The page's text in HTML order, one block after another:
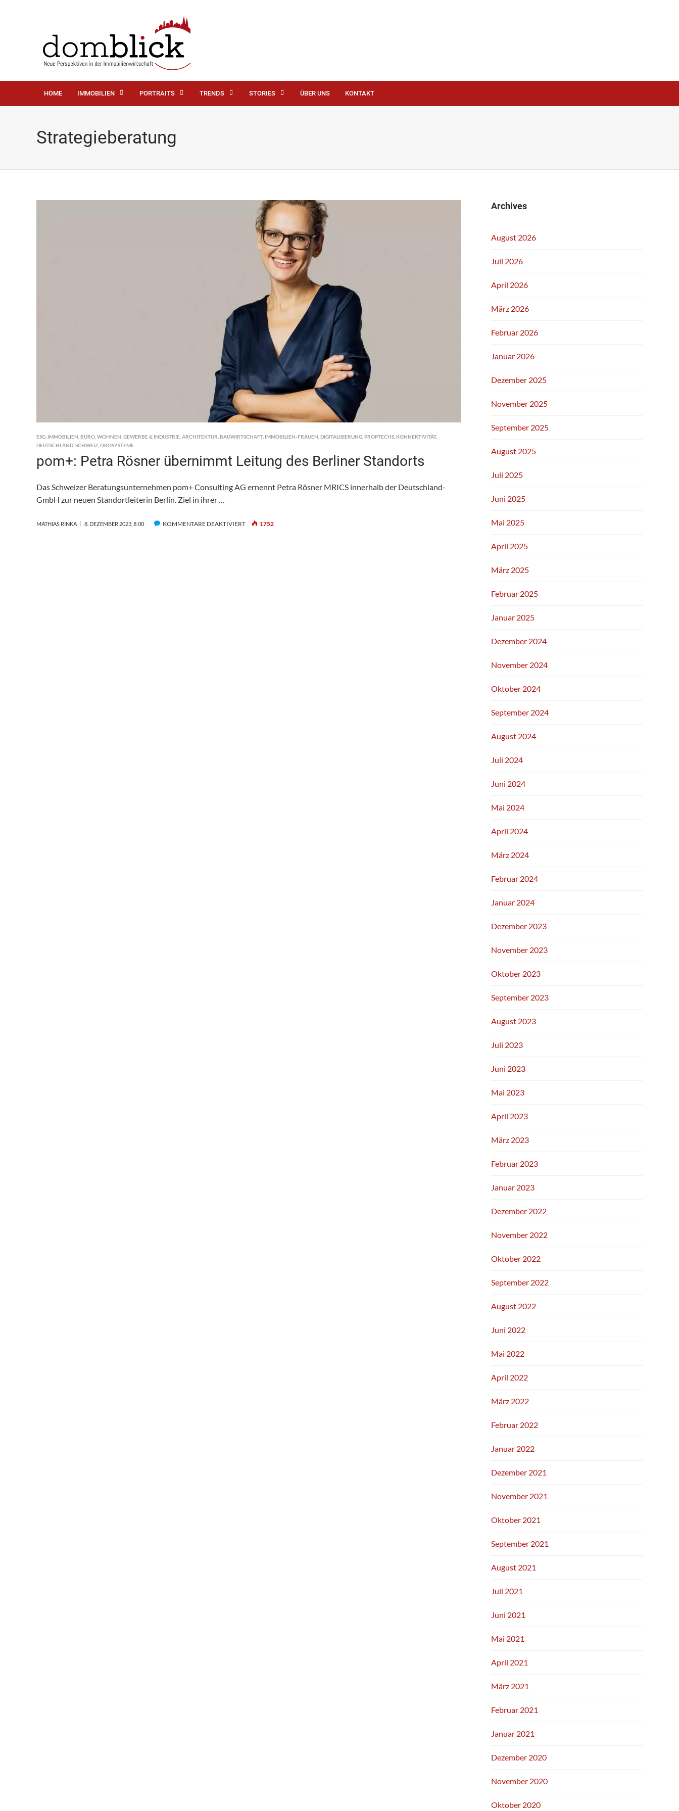
HOME IMMOBILIEN PORTRAITS TRENDS STORIES ÜBER UNS KONTAKT
Strategieberatung
ESG IMMOBILIEN BÜRO WOHNEN GEWERBE & INDUSTRIE ARCHITEKTUR BAUWIRTSCHAFT, IMMOBILIEN-FRAUEN DIGITALISIERUNG PROPTECHS KONNEKTIVITÄT,
DEUTSCHLAND SCHWEIZ ÖKOSYSTEME
pom+: Petra Rösner übernimmt Leitung des Berliner Standorts
Das Schweizer Beratungsunternehmen pom+ Consulting AG ernennt Petra Rösner MRICS innerhalb der Deutschland-
GmbH zur neuen Standortleiterin Berlin. Ziel in ihrer …
MATHIAS RINKA 8. DEZEMBER 2023, 8:00 KOMMENTARE DEAKTIVIERTFÜR 1752
Archives
August 2026
Juli 2026
April 2026
März 2026
Februar 2026
Januar 2026
Dezember 2025
November 2025
September 2025
August 2025
Juli 2025
Juni 2025
Mai 2025
April 2025
März 2025
Februar 2025
Januar 2025
Dezember 2024
November 2024
Oktober 2024
September 2024
August 2024
Juli 2024
Juni 2024
Mai 2024
April 2024
März 2024
Februar 2024
Januar 2024
Dezember 2023
November 2023
Oktober 2023
September 2023
August 2023
Juli 2023
Juni 2023
Mai 2023
April 2023
März 2023
Februar 2023
Januar 2023
Dezember 2022
November 2022
Oktober 2022
September 2022
August 2022
Juni 2022
Mai 2022
April 2022
März 2022
Februar 2022
Januar 2022
Dezember 2021
November 2021
Oktober 2021
September 2021
August 2021
Juli 2021
Juni 2021
Mai 2021
April 2021
März 2021
Februar 2021
Januar 2021
Dezember 2020
November 2020
Oktober 2020